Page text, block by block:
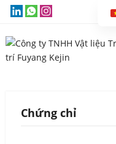
Chứng chỉ